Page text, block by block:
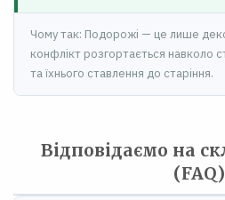
Чому так: Подорожі — це лише
конфлікт розгортається навколо
та їхнього ставлення до старіння.
Відповідаємо на
(FAQ)